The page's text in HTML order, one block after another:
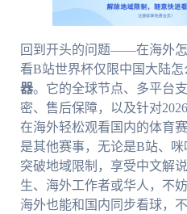
回到开头的问题——在海外
看B站世界杯仅限中国大陆怎
器。它的全球节点、多平台
密、售后保障，以及针对
在海外轻松观看国内的体育
是其他赛事，无论是B站、
突破地域限制，享受中文解
生、海外工作者或华人，不
海外也能和国内同步看球，